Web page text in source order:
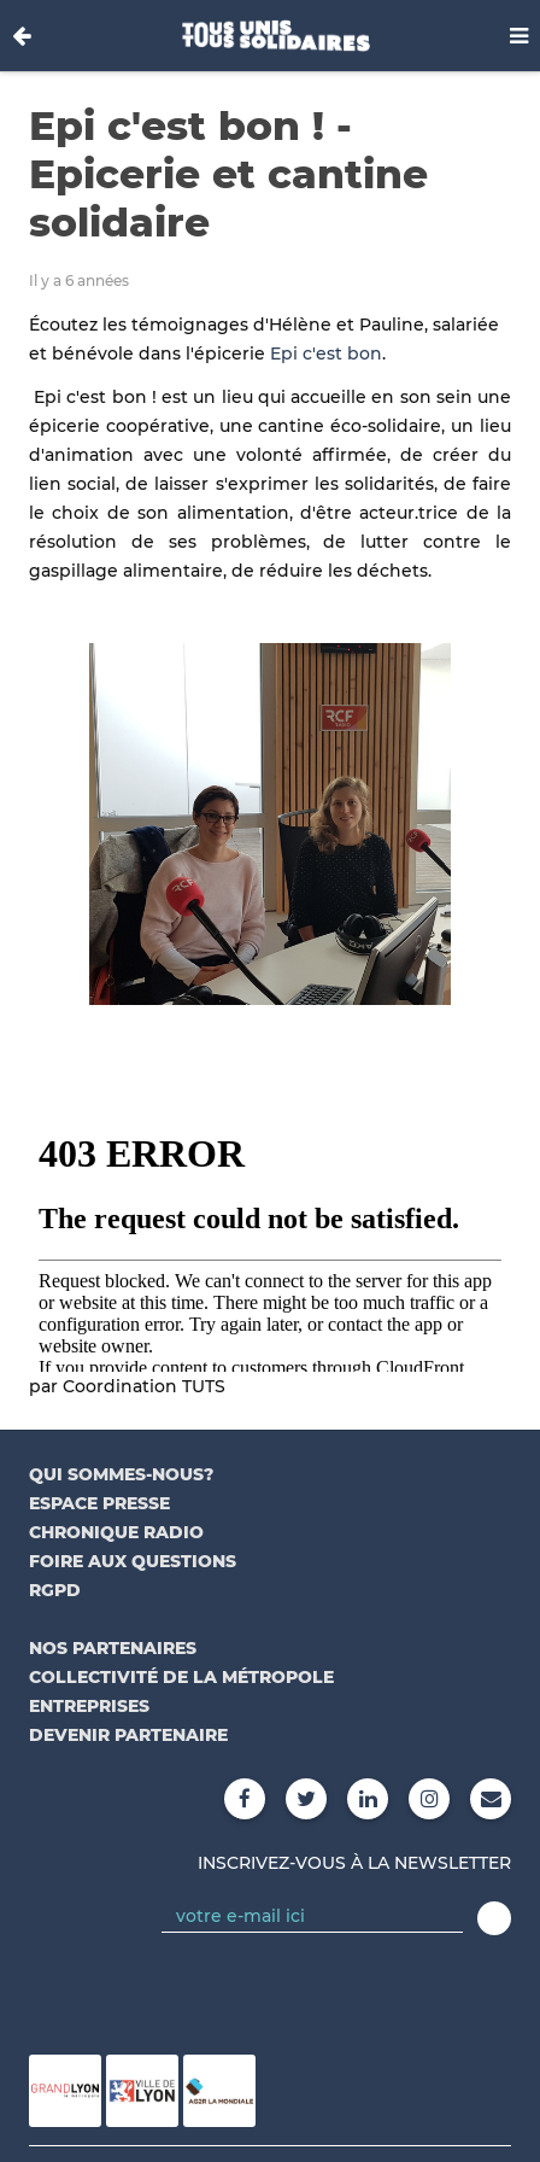
Epi c'est bon ! -
Epicerie et cantine
solidaire
Il y a 6 années
Écoutez les témoignages d'Hélène et Pauline, salariée
et bénévole dans l'épicerie Epi c'est bon.
Epi c'est bon ! est un lieu qui accueille en son sein une
épicerie coopérative, une cantine éco-solidaire, un lieu
d'animation avec une volonté affirmée, de créer du
lien social, de laisser s'exprimer les solidarités, de faire
le choix de son alimentation, d'être acteur.trice de la
résolution de ses problèmes, de lutter contre le
gaspillage alimentaire, de réduire les déchets.
par Coordination TUTS
QUI SOMMES-NOUS?
ESPACE PRESSE
CHRONIQUE RADIO
FOIRE AUX QUESTIONS
RGPD
NOS PARTENAIRES
COLLECTIVITÉ DE LA MÉTROPOLE
ENTREPRISES
DEVENIR PARTENAIRE
INSCRIVEZ-VOUS À LA NEWSLETTER